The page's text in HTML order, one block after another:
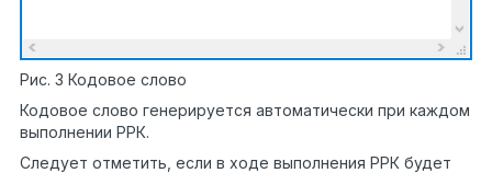
Рис. 3 Кодовое слово
Кодовое слово генерируется автоматически при каждом
выполнении РРК.
Следует отметить, если в ходе выполнения РРК будет